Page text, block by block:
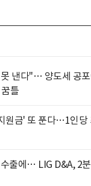
낸다"… 양도세 공
틀
원금' 또 푼다…1인당
출에… LIG D&A, 2